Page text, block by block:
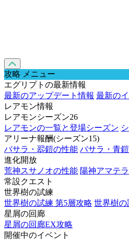
攻略 メニュー
エグリプトの最新情報
最新のアップデート情報 最新の
レアモン情報
レアモンシーズン26
レアモンの一覧と登場シーズン
アリーナ報酬(シーズン15)
バサラ・翆鎧の性能 バサラ・青
進化開放
荒神スサノオの性能 陽神アマテ
常設クエスト
世界樹の試練
世界樹の試練 第5層攻略 世界樹の
星屑の回廊
星屑の回廊EX攻略
開催中のイベント